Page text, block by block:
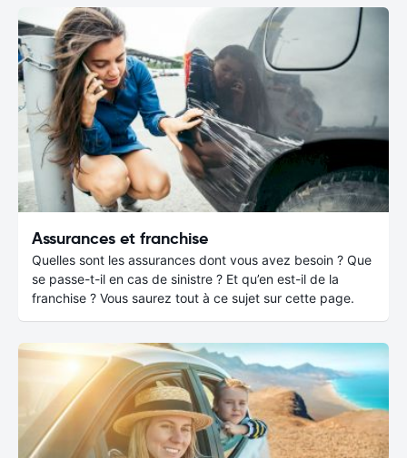
Assurances et franchise
Quelles sont les assurances dont vous avez besoin ? Que
se passe-t-il en cas de sinistre ? Et qu’en est-il de la
franchise ? Vous saurez tout à ce sujet sur cette page.